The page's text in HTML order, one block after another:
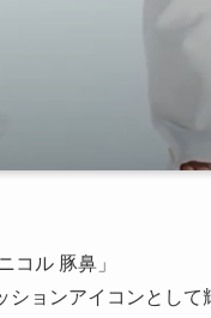
コル 豚鼻」
ションアイコンとし